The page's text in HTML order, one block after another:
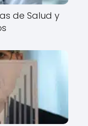
de Salud y